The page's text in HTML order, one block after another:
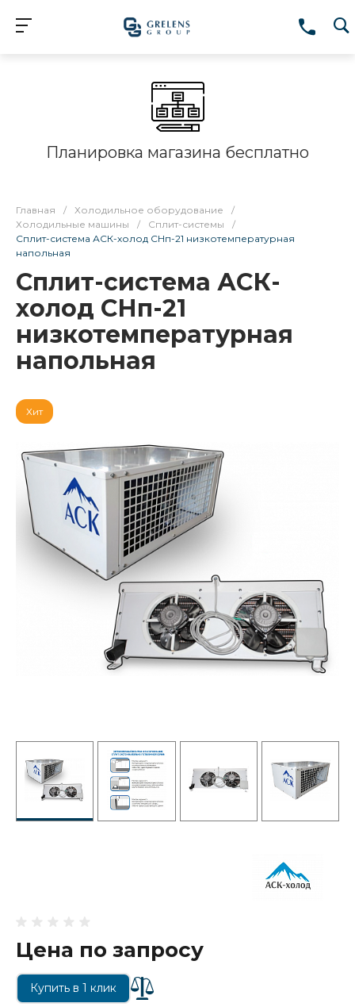
Планировка магазина бесплатно
Главная / Холодильное оборудование
/
Холодильные машины
/ Сплит-системы
/
Сплит-система АСК-холод СНп-21 низкотемпературная
напольная
Сплит-система АСК-
холод СНп-21
низкотемпературная
напольная
Хит
Цена по запросу
Купить в 1 клик